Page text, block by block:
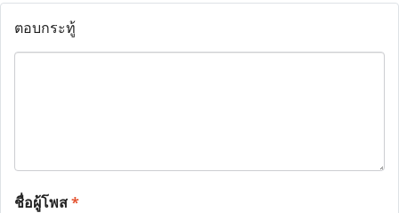
ตอบกระทู้
ชื่อผู้โพส*